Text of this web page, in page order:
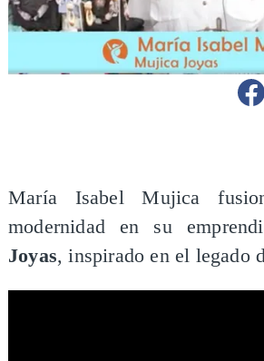
María Isabel Mujica
modernidad en su
Joyas, inspirado en el legado